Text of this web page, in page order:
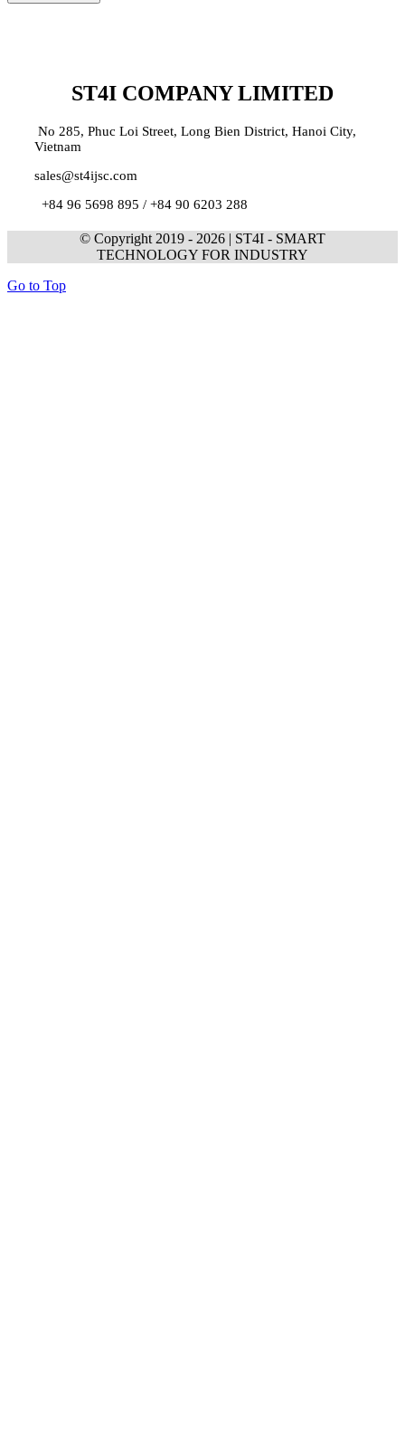
ST4I COMPANY LIMITED
No 285, Phuc Loi Street, Long Bien District, Hanoi City,
Vietnam
sales@st4ijsc.com
+84 96 5698 895 / +84 90 6203 288
© Copyright 2019 - 2026 | ST4I - SMART
TECHNOLOGY FOR INDUSTRY
Go to Top